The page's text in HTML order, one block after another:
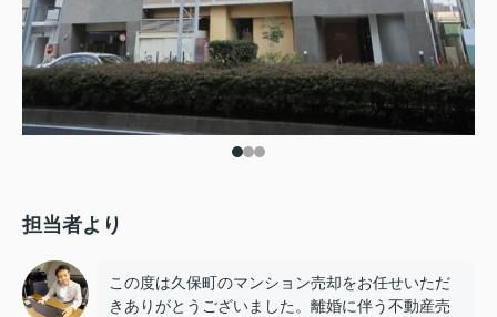
担当者より
この度は久保町のマンション売却をお任せいただ
きありがとうございました。離婚に伴う不動産売